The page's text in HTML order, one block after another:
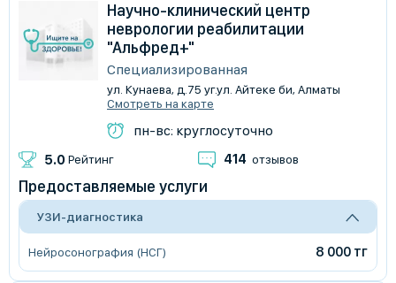
Научно-клинический центр
неврологии реабилитации
"Альфред+"
Специализированная
ул. Кунаева, д.75 уг.ул. Айтеке би, Алматы
Смотреть на карте
пн-вс: круглосуточно
5.0 Рейтинг 414 отзывов
Предоставляемые услуги
УЗИ-диагностика
Нейросонография (НСГ) 8 000 тг